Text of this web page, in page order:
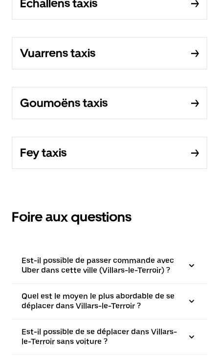
Echallens taxis
Vuarrens taxis
Goumoëns taxis
Fey taxis
Foire aux questions
Est-il possible de passer commande avec
Uber dans cette ville (Villars-le-Terroir) ?
Quel est le moyen le plus abordable de se
déplacer dans Villars-le-Terroir ?
Est-il possible de se déplacer dans Villars-
le-Terroir sans voiture ?